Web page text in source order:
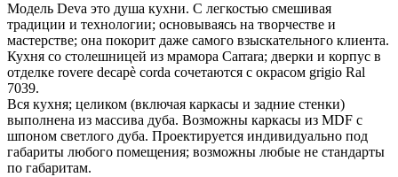
Модель Deva это душа кухни. С легкостью смешивая
традиции и технологии; основываясь на творчестве и
мастерстве; она покорит даже самого взыскательного клиента.
Кухня со столешницей из мрамора Carrara; дверки и корпус в
отделке rovere decapè corda сочетаются с окрасом grigio Ral
7039.
Вся кухня; целиком (включая каркасы и задние стенки)
выполнена из массива дуба. Возможны каркасы из MDF с
шпоном светлого дуба. Проектируется индивидуально под
габариты любого помещения; возможны любые не стандарты
по габаритам.